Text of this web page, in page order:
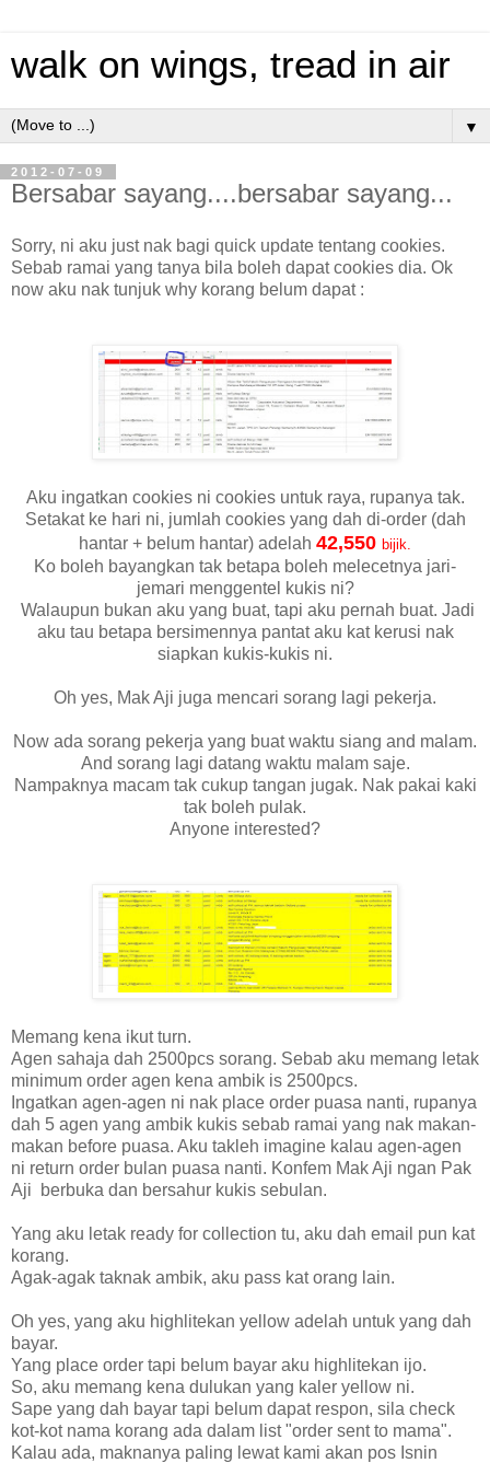
walk on wings, tread in air
▼
2012-07-09
Bersabar sayang....bersabar sayang...
Sorry, ni aku just nak bagi quick update tentang cookies.
Sebab ramai yang tanya bila boleh dapat cookies dia. Ok
now aku nak tunjuk why korang belum dapat :
Aku ingatkan cookies ni cookies untuk raya, rupanya tak.
Setakat ke hari ni, jumlah cookies yang dah di-order (dah
hantar + belum hantar) adelah 42,550 bijik.
Ko boleh bayangkan tak betapa boleh melecetnya jari-
jemari menggentel kukis ni?
Walaupun bukan aku yang buat, tapi aku pernah buat. Jadi
aku tau betapa bersimennya pantat aku kat kerusi nak
siapkan kukis-kukis ni.
Oh yes, Mak Aji juga mencari sorang lagi pekerja.
Now ada sorang pekerja yang buat waktu siang and malam.
And sorang lagi datang waktu malam saje.
Nampaknya macam tak cukup tangan jugak. Nak pakai kaki
tak boleh pulak.
Anyone interested?
Memang kena ikut turn.
Agen sahaja dah 2500pcs sorang. Sebab aku memang letak
minimum order agen kena ambik is 2500pcs.
Ingatkan agen-agen ni nak place order puasa nanti, rupanya
dah 5 agen yang ambik kukis sebab ramai yang nak makan-
makan before puasa. Aku takleh imagine kalau agen-agen
ni return order bulan puasa nanti. Konfem Mak Aji ngan Pak
Aji berbuka dan bersahur kukis sebulan.
Yang aku letak ready for collection tu, aku dah email pun kat
korang.
Agak-agak taknak ambik, aku pass kat orang lain.
Oh yes, yang aku highlitekan yellow adelah untuk yang dah
bayar.
Yang place order tapi belum bayar aku highlitekan ijo.
So, aku memang kena dulukan yang kaler yellow ni.
Sape yang dah bayar tapi belum dapat respon, sila check
kot-kot nama korang ada dalam list "order sent to mama".
Kalau ada, maknanya paling lewat kami akan pos Isnin